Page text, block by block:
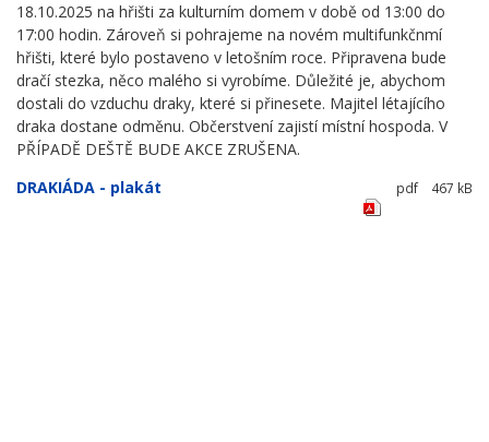
18.10.2025 na hřišti za kulturním domem v době od 13:00 do
17:00 hodin. Zároveň si pohrajeme na novém multifunkčnmí
hřišti, které bylo postaveno v letošním roce. Připravena bude
dračí stezka, něco malého si vyrobíme. Důležité je, abychom
dostali do vzduchu draky, které si přinesete. Majitel létajícího
draka dostane odměnu. Občerstvení zajistí místní hospoda. V
PŘÍPADĚ DEŠTĚ BUDE AKCE ZRUŠENA.
DRAKIÁDA - plakát
pdf 467 kB